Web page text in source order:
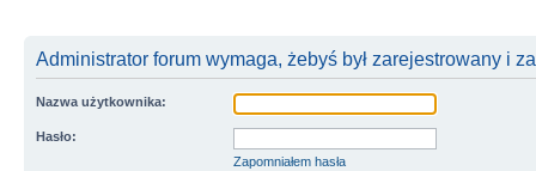
Administrator forum wymaga, żebyś był zarejestrowany i
Nazwa użytkownika:
Hasło:
Zapomniałem hasła